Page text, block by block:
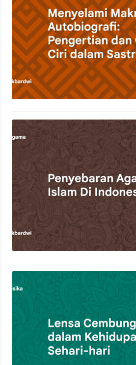
Penyebaran
Indonesia
22 Oktober 2023
21 Oktober 2023